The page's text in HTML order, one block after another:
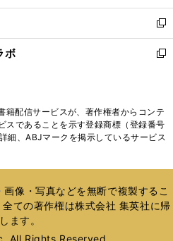
開
く
ウ
で
開
く
ン
ド
ウ
で
ウ
ィ
ン
ド
く
新
し
い
ド
ウ
で
ボ
新
ィ
ン
ド
開
く
配信サービスが、著作権者からコンテ
スであることを示す登録商標（登録番号
細、ABJマークを掲示しているサービス
像・写真などを無断で複製するこ
ての著作権は株式会社 集英社に帰
ます。